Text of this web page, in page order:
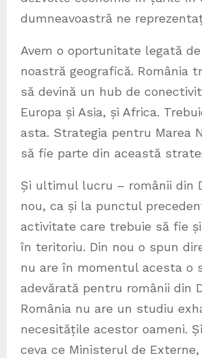
dumneavoastră ne
Avem o oportunitate legată
noastră geografică. România
să devină un hub de
Europa și Asia, și Africa.
asta. Strategia pentru Marea
să fie parte din această
Și ultimul lucru – românii din
nou, ca și la punctul
activitate care trebuie să fie
în teritoriu. Din nou o spun
nu are în momentul acesta o
adevărată pentru românii din
România nu are un studiu
necesitățile acestor oameni.
ceva ce Ministerul de Externe,